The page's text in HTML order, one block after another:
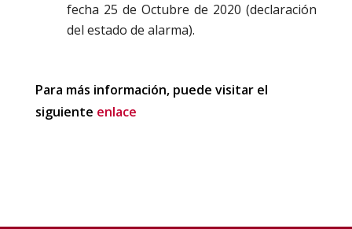
fecha 25 de Octubre de 2020 (declaración
del estado de alarma).
Para más información, puede visitar el
siguiente enlace